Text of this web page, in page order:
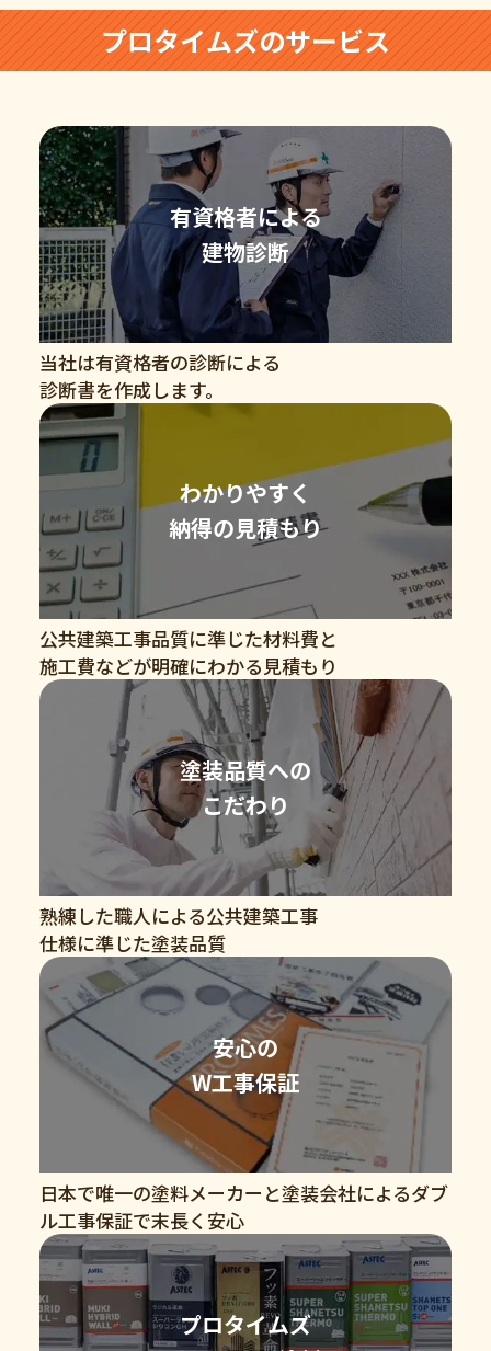
プロタイムズのサービス
有資格者による
建物診断
当社は有資格者の診断による
診断書を作成します。
わかりやすく
納得の見積もり
公共建築工事品質に準じた材料費と
施工費などが明確にわかる見積もり
塗装品質への
こだわり
熟練した職人による公共建築工事
仕様に準じた塗装品質
安心の
W工事保証
日本で唯一の塗料メーカーと塗装会社によるダブ
ル工事保証で末長く安心
プロタイムズ